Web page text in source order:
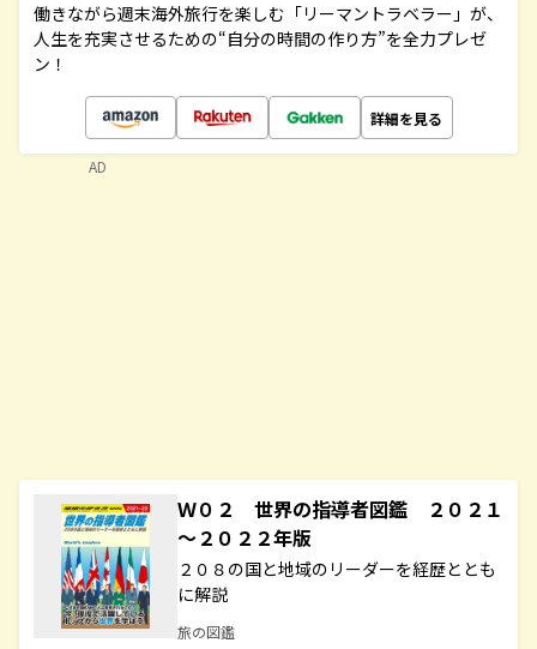
働きながら週末海外旅行を楽しむ「リーマントラベラー」が、
人生を充実させるための“自分の時間の作り方”を全力プレゼ
ン！
詳細を見る
Ｗ０２ 世界の指導者図鑑 ２０２１
～２０２２年版
２０８の国と地域のリーダーを経歴ととも
に解説
旅の図鑑
AD